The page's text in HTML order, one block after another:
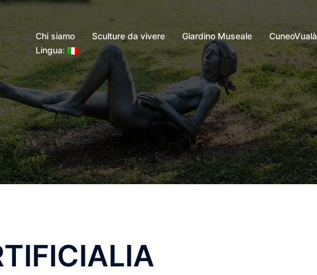
Chi siamo Sculture da vivere Giardino Museale CuneoVualà
Lingua: